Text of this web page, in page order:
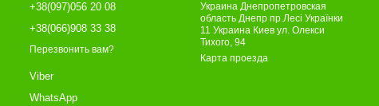
+38(097)056 20 08
+38(066)908 33 38
Перезвонить вам?
Viber
WhatsApp
Украина Днепропетровская
область Днепр пр.Лесі Українки
11 Украина Киев ул. Олекси
Тихого, 94
Карта проезда